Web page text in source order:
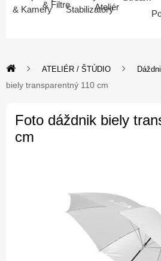
& Kamery& FiltreStabilizátory
Ateliér
ATELIÉR / ŠTÚDIO
biely transparentný 110 cm
Foto dáždnik biely
cm